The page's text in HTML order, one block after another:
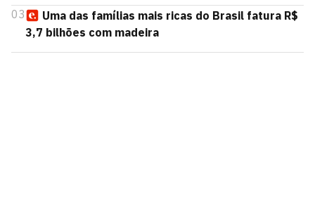
03
Uma das famílias mais ricas do Brasil fatura R$
3,7 bilhões com madeira